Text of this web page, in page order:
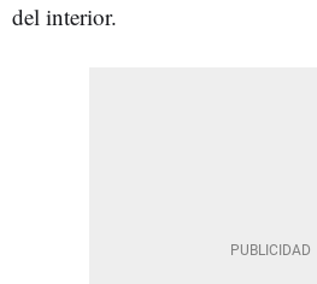
del interior.